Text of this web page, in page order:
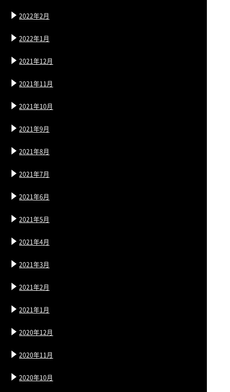
2022年2月
2022年1月
2021年12月
2021年11月
2021年10月
2021年9月
2021年8月
2021年7月
2021年6月
2021年5月
2021年4月
2021年3月
2021年2月
2021年1月
2020年12月
2020年11月
2020年10月